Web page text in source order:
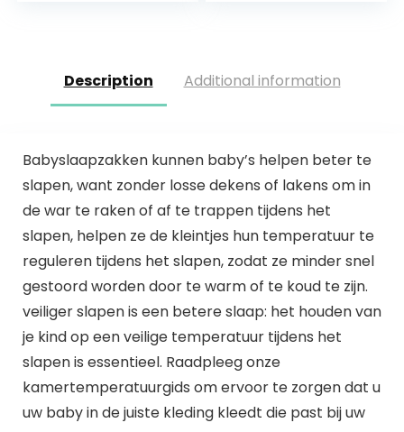
Description Additional information
Babyslaapzakken kunnen baby’s helpen beter te
slapen, want zonder losse dekens of lakens om in
de war te raken of af te trappen tijdens het
slapen, helpen ze de kleintjes hun temperatuur te
reguleren tijdens het slapen, zodat ze minder snel
gestoord worden door te warm of te koud te zijn.
veiliger slapen is een betere slaap: het houden van
je kind op een veilige temperatuur tijdens het
slapen is essentieel. Raadpleeg onze
kamertemperatuurgids om ervoor te zorgen dat u
uw baby in de juiste kleding kleedt die past bij uw